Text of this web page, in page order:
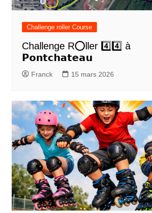
Challenge roller Course
Challenge R⭕️ller 4️⃣4️⃣ à
𝗣𝗼𝗻𝘁𝗰𝗵𝗮𝘁𝗲𝗮𝘂
Franck 15 mars 2026